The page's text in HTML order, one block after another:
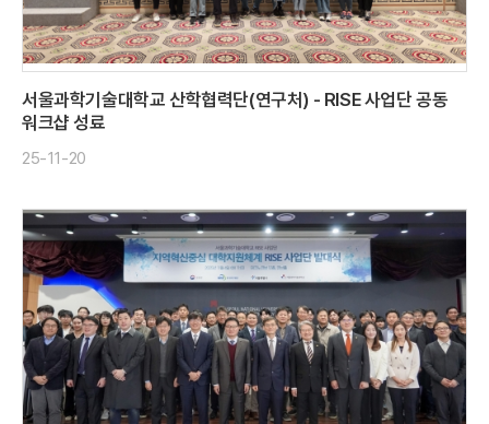
서울과학기술대학교 산학협력단(연구처) - RISE 사업단 공동
워크샵 성료
25-11-20